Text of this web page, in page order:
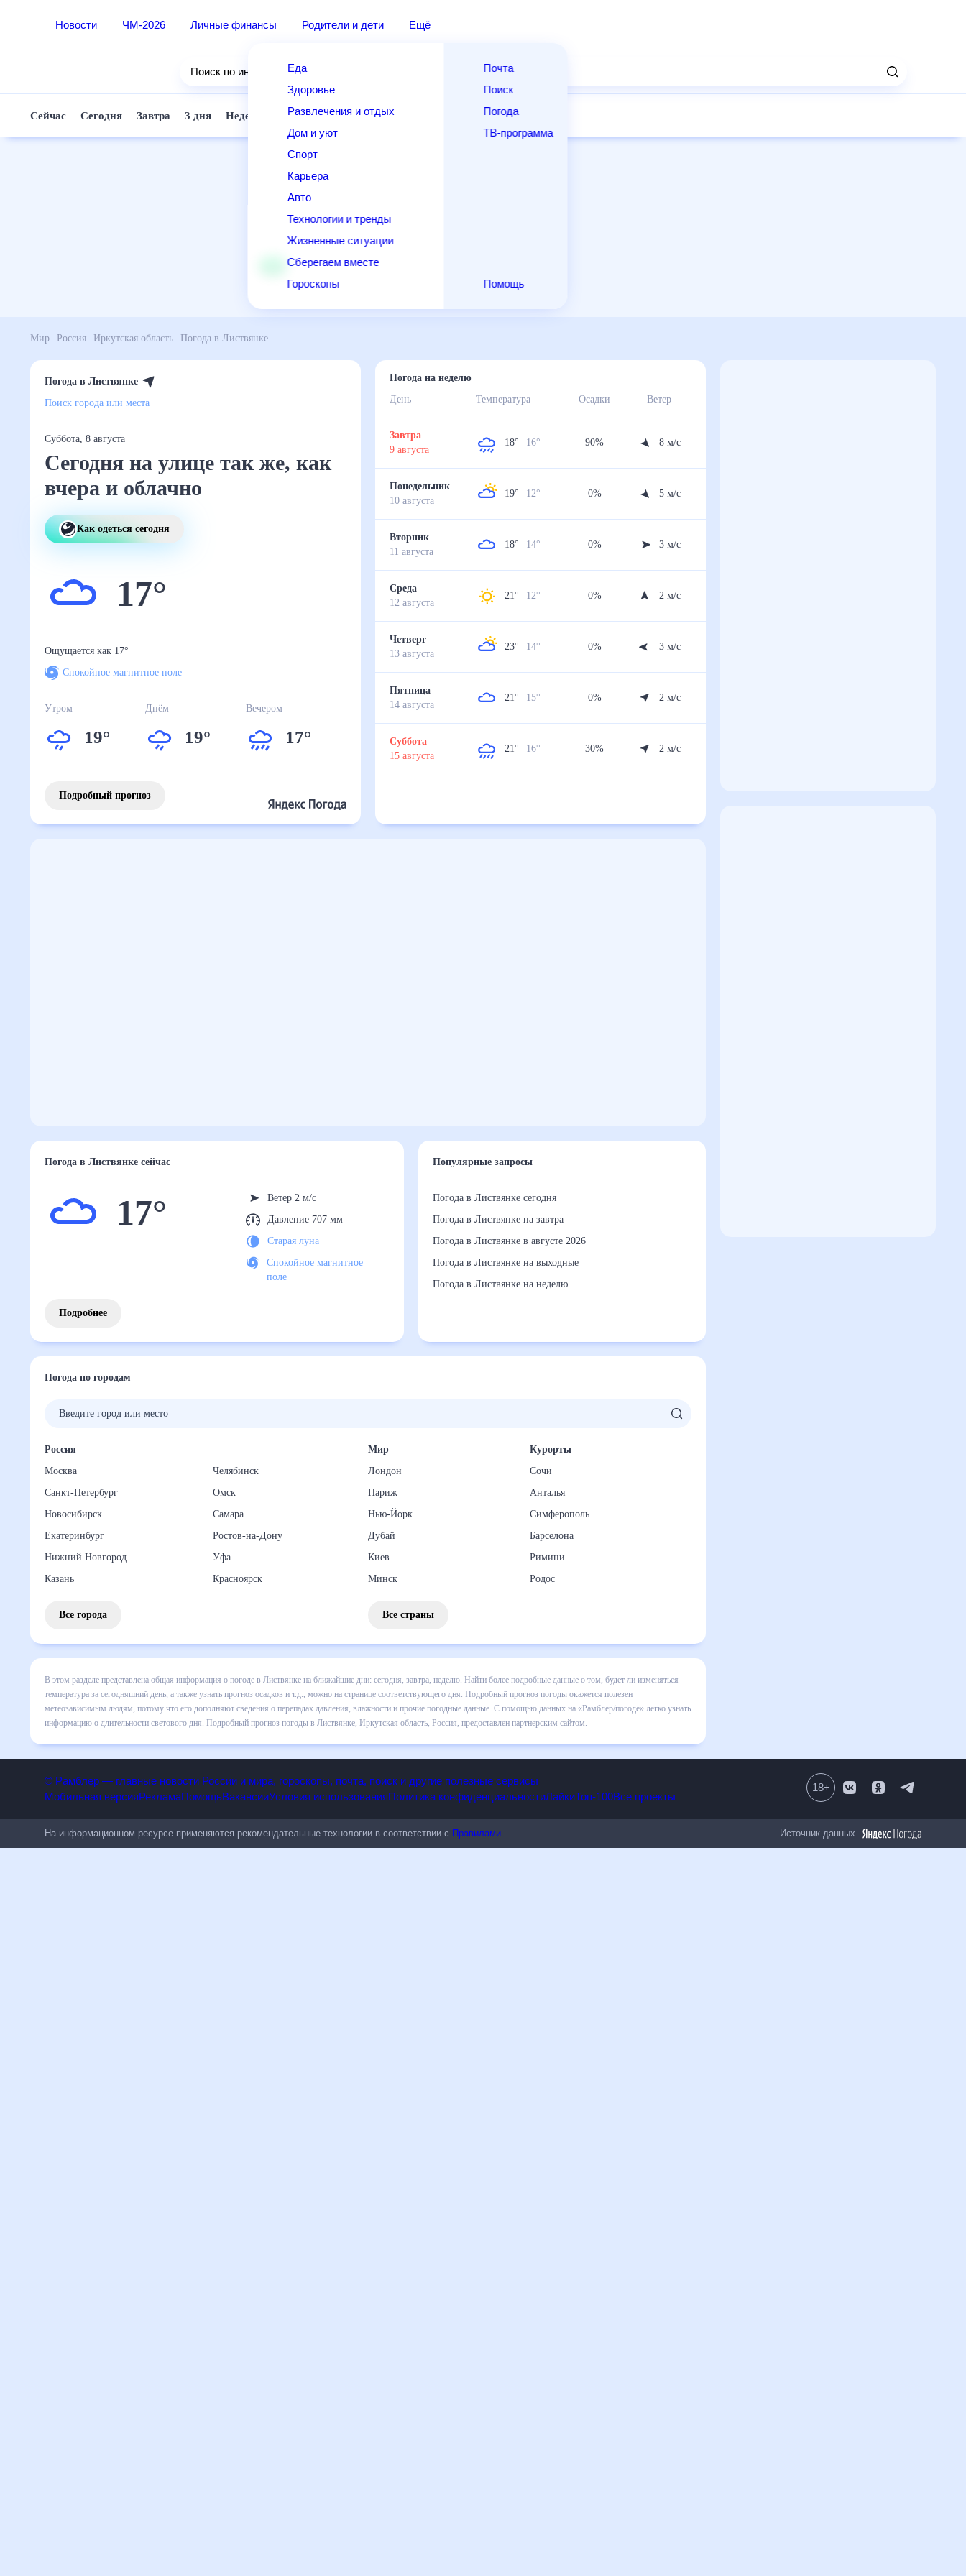
Новости ЧМ-2026 Личные финансы Родители и дети Ещё
Еда
Здоровье
Развлечения и отдых
Дом и уют
Спорт
Карьера
Авто
Технологии и тренды
Жизненные ситуации
Сберегаем вместе
Гороскопы
Почта
Поиск
Погода
ТВ-программа
Помощь
Поиск по интернету
Сейчас Сегодня Завтра 3 дня Неделя 10 дней 14 дней Выходные
Мир Россия Иркутская область Погода в Листвянке
Погода в Листвянке
Поиск города или места
Суббота, 8 августа
Сегодня на улице так
же, как вчера и облачно
Как одеться сегодня
17°
Ощущается как
Спокойное магнитное поле
Утром
19°
Днём
19°
Вечером
17°
Подробный прогноз
Погода на неделю
День
Температура Осадки Ветер
Завтра
9 августа
18° 16° 90% 8м/с
Понедельник
10 августа
19° 12° 0% 5м/с
Вторник
11 августа
18° 14° 0% 3м/с
Среда
12 августа
21° 12° 0% 2м/с
Четверг
13 августа
23° 14° 0% 3м/с
Пятница
14 августа
21° 15° 0% 2м/с
Суббота
15 августа
21° 16° 30% 2м/с
Погода в Листвянкесейчас
17°
Ветер 2 м/с
Давление 707 мм
Старая луна
Спокойное магнитное
поле
Подробнее
Популярные запросы
Погода в Листвянке сегодня
Погода в Листвянке на завтра
Погода в Листвянке в августе 2026
Погода в Листвянке на выходные
Погода в Листвянке на неделю
Погода по городам
Россия
Москва
Санкт-Петербург
Новосибирск
Екатеринбург
Нижний Новгород
Казань
Челябинск
Омск
Самара
Ростов-на-Дону
Уфа
Красноярск
Все города
Мир
Лондон
Париж
Нью-Йорк
Дубай
Киев
Минск
Курорты
Сочи
Анталья
Симферополь
Барселона
Римини
Родос
Все страны
В этом разделе представлена общая информация о погоде в Листвянке на ближайшие дни: сегодня, завтра, неделю. Найти более
подробные данные о том, будет ли изменяться температура за сегодняшний день, а также узнать прогноз осадков и т.д., можно на
странице соответствующего дня. Подробный прогноз погоды окажется полезен метеозависимым людям, потому что его дополняют
сведения о перепадах давления, влажности и прочие погодные данные. С помощью данных на «Рамблер/погоде» легко узнать
18+